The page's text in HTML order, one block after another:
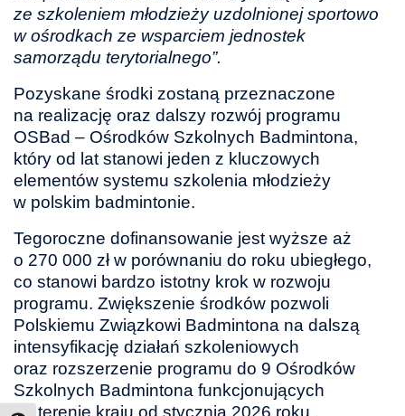
ze szkoleniem młodzieży uzdolnionej sportowo
w ośrodkach ze wsparciem jednostek
samorządu terytorialnego”.
Pozyskane środki zostaną przeznaczone
na realizację oraz dalszy rozwój programu
OSBad – Ośrodków Szkolnych Badmintona,
który od lat stanowi jeden z kluczowych
elementów systemu szkolenia młodzieży
w polskim badmintonie.
Tegoroczne dofinansowanie jest wyższe aż
o 270 000 zł w porównaniu do roku ubiegłego,
co stanowi bardzo istotny krok w rozwoju
programu. Zwiększenie środków pozwoli
Polskiemu Związkowi Badmintona na dalszą
intensyfikację działań szkoleniowych
oraz rozszerzenie programu do 9 Ośrodków
Szkolnych Badmintona funkcjonujących
na terenie kraju od stycznia 2026 roku.